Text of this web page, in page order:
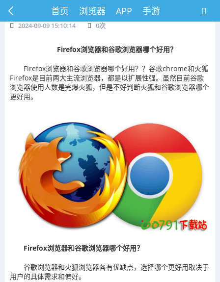
首页 浏览器 APP 手游
2024-09-09 15:10:14 0次
Firefox浏览器和谷歌浏览器哪个好用？
Firefox浏览器和谷歌浏览器哪个好用？？谷歌chrome和火狐
Firefox是目前两大主流浏览器，都是以扩展性强。虽然目前谷歌
浏览器使用人数是完爆火狐，但是不好判断火狐和谷歌浏览器哪个
更好用。
Firefox浏览器和谷歌浏览器哪个好用？
谷歌浏览器和火狐浏览器各有优缺点，选择哪个更好用取决于
用户的具体需求和偏好。‌